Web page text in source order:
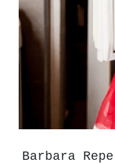
Barbara